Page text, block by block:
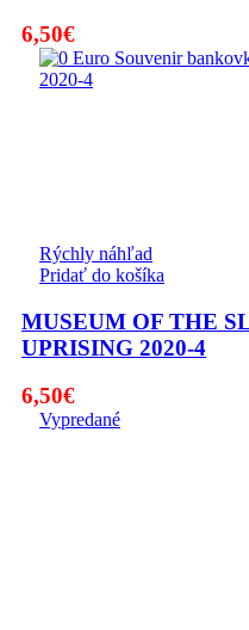
6,50€
Rýchly náhľad
Pridať do košíka
MUSEUM OF THE
UPRISING 2020-4
6,50€
Vypredané